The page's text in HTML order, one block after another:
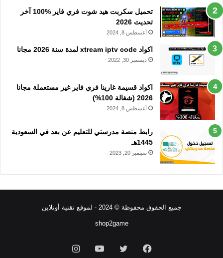
تحميل سكربت هيد شوت فري فاير %100 آخر
تحديث 2026
أغسطس 8, 2024
اكواد xtream iptv code لمدة سنة 2026 مجانا
ديسمبر 30, 2022
اكواد قسيمة غارينا فري فاير غير مستعملة مجانا
2026 (شغالة 100%)
أغسطس 8, 2024
رابط منصة مدرستي للتعليم عن بعد في السعودية
1445هـ
سبتمبر 20, 2023
جميع الحقوق محفوظة © 2024 - لموقع تقنية أونلاين
shop2game
فيسبوك تويتر يوتيوبانستقرام